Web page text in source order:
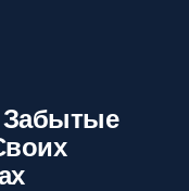
Забытые